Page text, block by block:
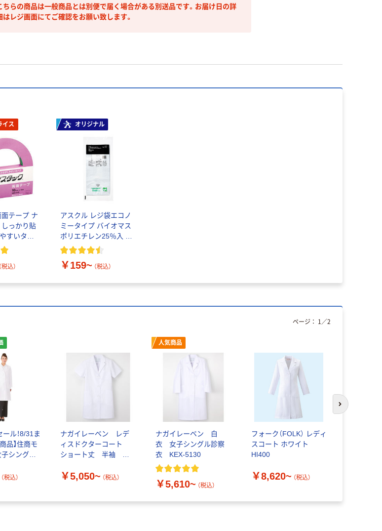
ちらの商品は一般商品とは別便で届く場合がある別送品です。お届け日の詳
はレジ画面にてご確認をお願い致します。
イス
テープ ナ
っかり貼
すいタイ
・プラスチ
（税込）
オリジナル
アスクル レジ袋エコノ
ミータイプ バイオマス
ポリエチレン25％入 乳
白
￥159~ （税込）
ール！8/31ま
品】住商モ
シングル
衣 ドクタ
（税込）
ナガイレーベン レデ
ィスドクターコート
ショート丈 半袖 シ
￥5,050~ （税込）
人気商品
ナガイレーベン 白
衣 女子シングル診察
衣 KEX-5130
￥5,610~ （税込）
フォーク（FOLK） レディ
スコート ホワイト
HI400
￥8,620~ （税込）
ページ： 1 ／2
次のスライド